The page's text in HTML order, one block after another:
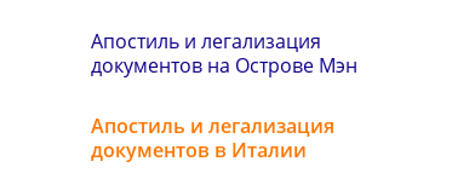
Апостиль и легализация
документов на Острове Мэн
Апостиль и легализация
документов в Италии